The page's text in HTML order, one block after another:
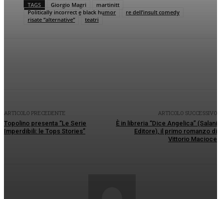
TAGS Giorgio Magri
martinitt
Politically incorrect e black humor
re dell’insult comedy
risate “alternative”
teatri
ARTICOLO PRECEDENTE
Topolino presenta “Le Serie
Imperdibili: le Tops Stories”
ARTICOLO SUCCESSIVO
È in libreria “Dice Angelica” (Salani
Editore), il primo romanzo di
Vittorio Macioce